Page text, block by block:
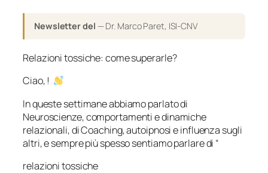
Newsletter del — Dr. Marco Paret, ISI-CNV
Relazioni tossiche: come superarle?
Ciao, !
In queste settimane abbiamo parlato di
Neuroscienze, comportamenti e dinamiche
relazionali, di Coaching, autoipnosi e influenza sugli
altri, e sempre più spesso sentiamo parlare di “
relazioni tossiche